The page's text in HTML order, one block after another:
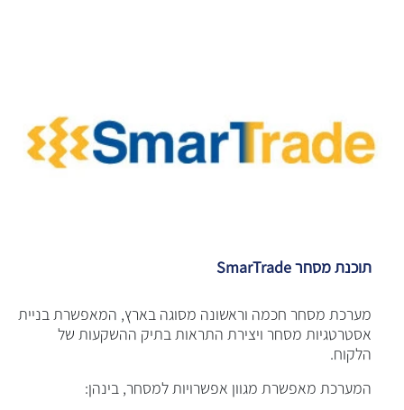
תוכנת מסחר SmarTrade
​מערכת מסחר חכמה וראשונה מסוגה בארץ, המאפשרת בניית
אסטרטגיות מסחר ויצירת התראות בתיק ההשקעות של
הלקוח.
המערכת מאפשרת מגוון אפשרויות למסחר, בינהן: